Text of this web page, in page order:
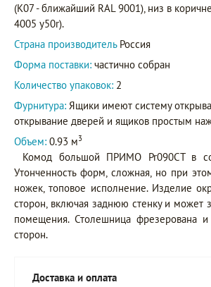
(K07 - ближайший RAL 9001), низ в
4005 y50r).
Страна производитель Россия
Форма поставки: частично собран
Количество упаковок: 2
Фурнитура: Ящики имеют систему
открывание дверей и ящиков простым
Объем: 0.93 м3
Комод большой ПРИМО Pr090CT в
Утонченность форм, сложная, но при
ножек, топовое исполнение. Изделие
сторон, включая заднюю стенку и может
помещения. Столешница фрезерована
сторон.
Доставка и оплата